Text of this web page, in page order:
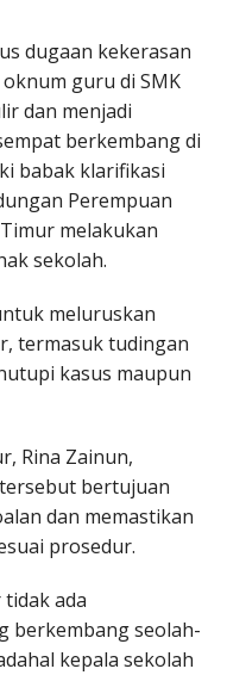
dugaan kekerasan
guru di SMK
dan menjadi
berkembang di
babak klarifikasi
Perempuan
melakukan
sekolah.
meluruskan
termasuk tudingan
kasus maupun
Rina Zainun,
bertujuan
dan memastikan
prosedur.
ada
berkembang seolah-
kepala sekolah